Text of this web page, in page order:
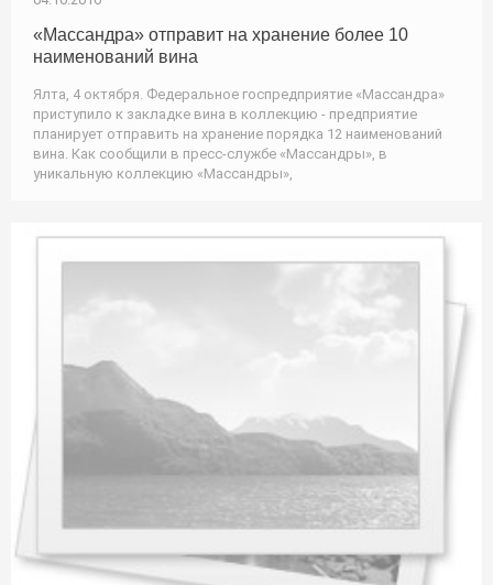
«Массандра» отправит на хранение более 10
наименований вина
Ялта, 4 октября. Федеральное госпредприятие «Массандра»
приступило к закладке вина в коллекцию - предприятие
планирует отправить на хранение порядка 12 наименований
вина. Как сообщили в пресс-службе «Массандры», в
уникальную коллекцию «Массандры»,